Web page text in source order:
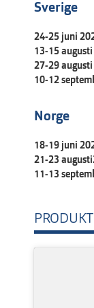
Sverige
24-25 juni
13-15
27-29
10-12
Norge
18-19 juni
21-23
11-13